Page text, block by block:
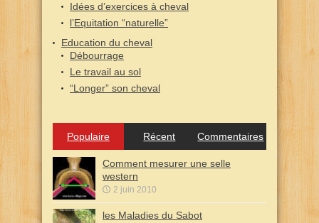
Idées d’exercices à cheval
l’Equitation “naturelle”
Education du cheval
Débourrage
Le travail au sol
“Longer” son cheval
Populaire Récent Commentaires
Comment mesurer une selle
western
2 juin 2010
les Maladies du Sabot